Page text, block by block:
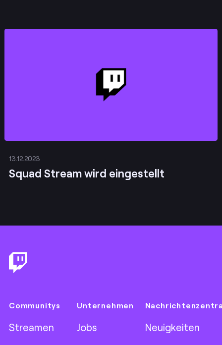
13.12.2023
Squad Stream wird eingestellt
Communitys
Streamen
Unternehmen
Jobs Neuigkeiten